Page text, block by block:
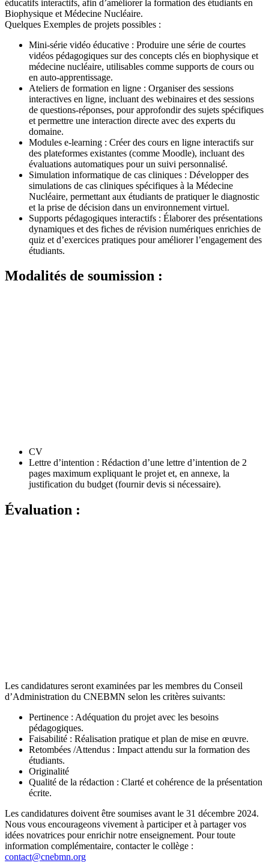
éducatifs interactifs, afin d’améliorer la formation des étudiants en
Biophysique et Médecine Nucléaire.
Quelques Exemples de projets possibles :
Mini-série vidéo éducative : Produire une série de courtes
vidéos pédagogiques sur des concepts clés en biophysique et
médecine nucléaire, utilisables comme supports de cours ou
en auto-apprentissage.
Ateliers de formation en ligne : Organiser des sessions
interactives en ligne, incluant des webinaires et des sessions
de questions-réponses, pour approfondir des sujets spécifiques
et permettre une interaction directe avec des experts du
domaine.
Modules e-learning : Créer des cours en ligne interactifs sur
des plateformes existantes (comme Moodle), incluant des
évaluations automatiques pour un suivi personnalisé.
Simulation informatique de cas cliniques : Développer des
simulations de cas cliniques spécifiques à la Médecine
Nucléaire, permettant aux étudiants de pratiquer le diagnostic
et la prise de décision dans un environnement virtuel.
Supports pédagogiques interactifs : Élaborer des présentations
dynamiques et des fiches de révision numériques enrichies de
quiz et d’exercices pratiques pour améliorer l’engagement des
étudiants.
Modalités de soumission :
CV
Lettre d’intention : Rédaction d’une lettre d’intention de 2
pages maximum expliquant le projet et, en annexe, la
justification du budget (fournir devis si nécessaire).
Évaluation :
Les candidatures seront examinées par les membres du Conseil
d’Administration du CNEBMN selon les critères suivants:
Pertinence : Adéquation du projet avec les besoins
pédagogiques.
Faisabilité : Réalisation pratique et plan de mise en œuvre.
Retombées /Attendus : Impact attendu sur la formation des
étudiants.
Originalité
Qualité de la rédaction : Clarté et cohérence de la présentation
écrite.
Les candidatures doivent être soumises avant le 31 décembre 2024.
Nous vous encourageons vivement à participer et à partager vos
idées novatrices pour enrichir notre enseignement. Pour toute
information complémentaire, contacter le collège :
contact@cnebmn.org